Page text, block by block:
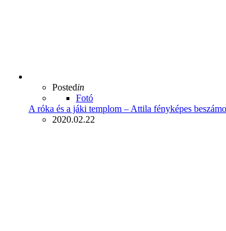
Postedin
Fotó
A róka és a jáki templom – Attila fényképes
2020.02.22